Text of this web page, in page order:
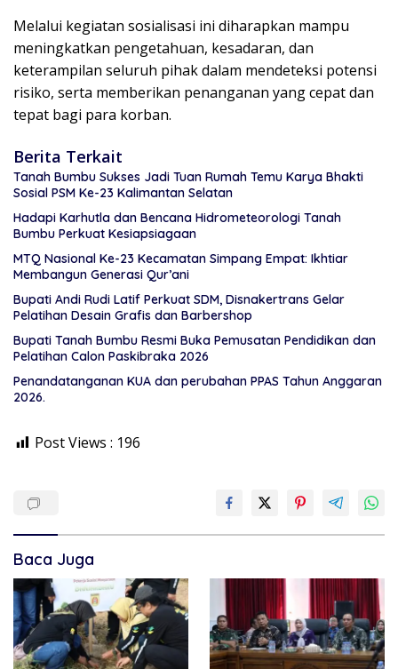
Melalui kegiatan sosialisasi ini diharapkan mampu
meningkatkan pengetahuan, kesadaran, dan
keterampilan seluruh pihak dalam mendeteksi potensi
risiko, serta memberikan penanganan yang cepat dan
tepat bagi para korban.
Berita Terkait
Tanah Bumbu Sukses Jadi Tuan Rumah Temu Karya Bhakti
Sosial PSM Ke-23 Kalimantan Selatan
Hadapi Karhutla dan Bencana Hidrometeorologi Tanah
Bumbu Perkuat Kesiapsiagaan
MTQ Nasional Ke-23 Kecamatan Simpang Empat: Ikhtiar
Membangun Generasi Qur’ani
Bupati Andi Rudi Latif Perkuat SDM, Disnakertrans Gelar
Pelatihan Desain Grafis dan Barbershop
Bupati Tanah Bumbu Resmi Buka Pemusatan Pendidikan dan
Pelatihan Calon Paskibraka 2026
Penandatanganan KUA dan perubahan PPAS Tahun Anggaran
2026.
Post Views : 196
Baca Juga